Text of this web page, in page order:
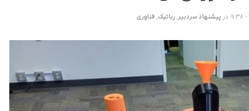
در پیشنهاد سردبیر,رباتیک, فناوری